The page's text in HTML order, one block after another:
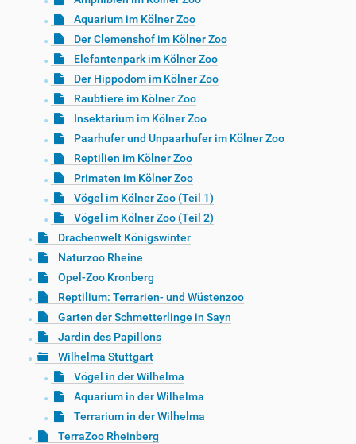
Aquarium im Kölner Zoo
Der Clemenshof im Kölner Zoo
Elefantenpark im Kölner Zoo
Der Hippodom im Kölner Zoo
Raubtiere im Kölner Zoo
Insektarium im Kölner Zoo
Paarhufer und Unpaarhufer im Kölner Zoo
Reptilien im Kölner Zoo
Primaten im Kölner Zoo
Vögel im Kölner Zoo (Teil 1)
Vögel im Kölner Zoo (Teil 2)
Drachenwelt Königswinter
Naturzoo Rheine
Opel-Zoo Kronberg
Reptilium: Terrarien- und Wüstenzoo
Garten der Schmetterlinge in Sayn
Jardin des Papillons
Wilhelma Stuttgart
Vögel in der Wilhelma
Aquarium in der Wilhelma
Terrarium in der Wilhelma
TerraZoo Rheinberg